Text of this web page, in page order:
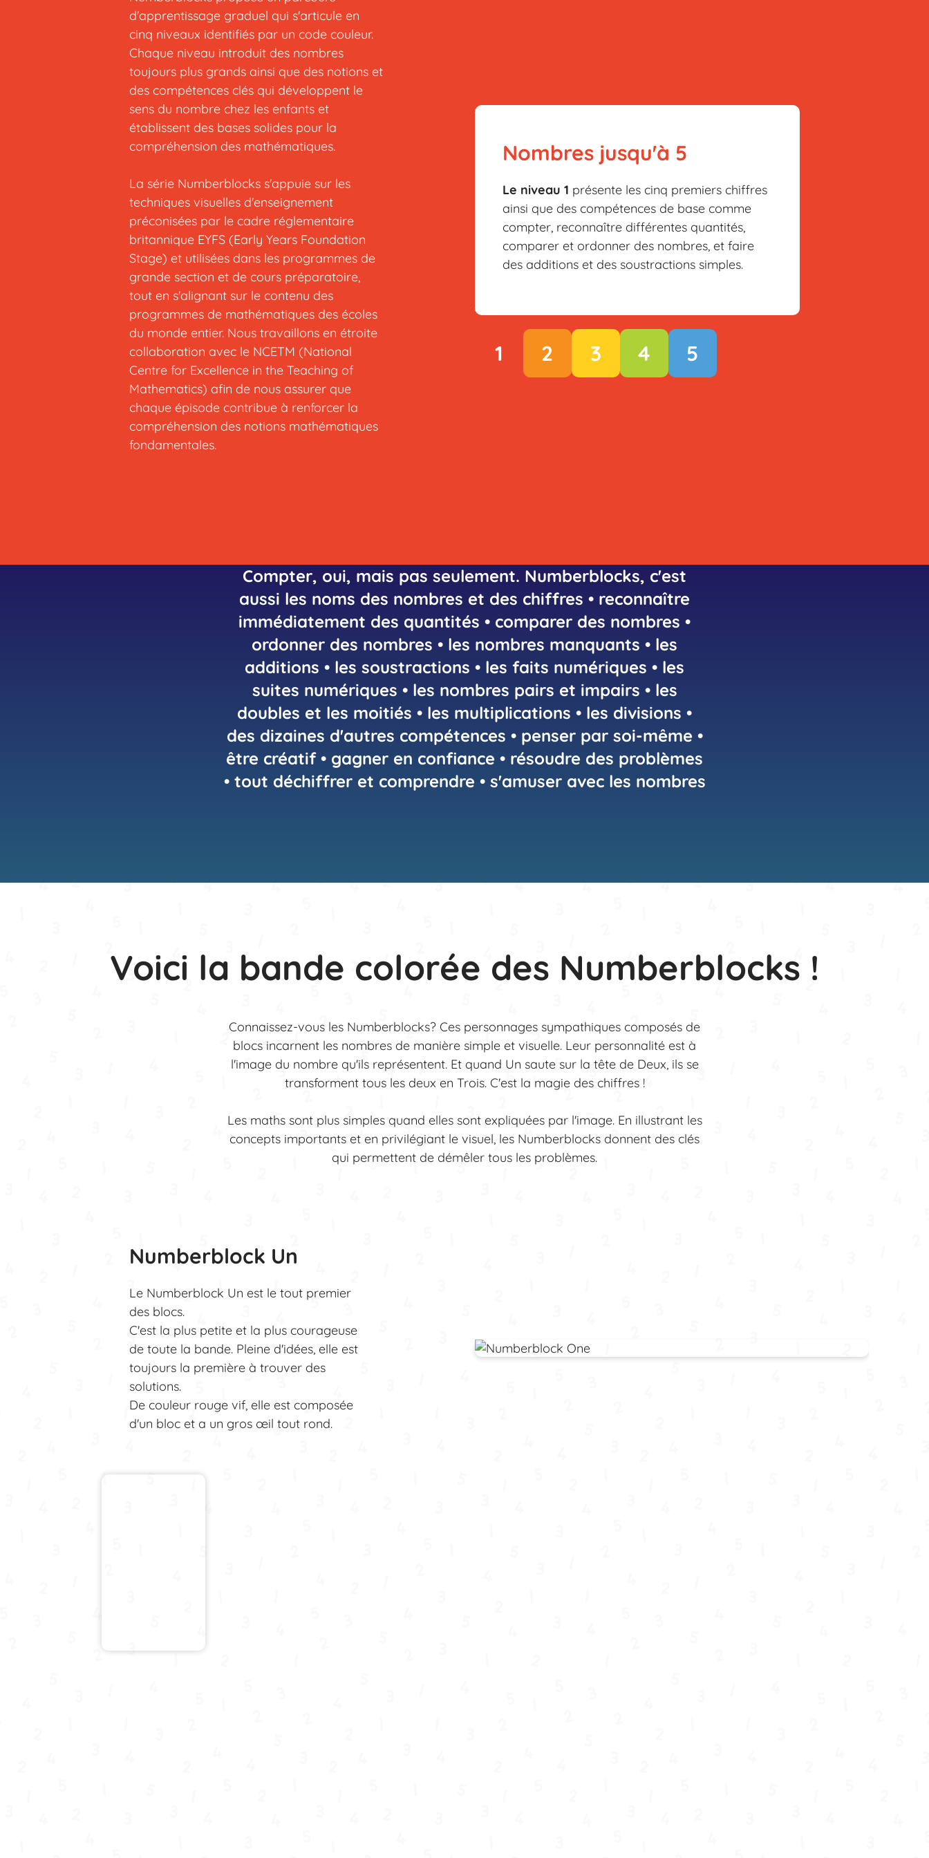
d'apprentissage graduel qui s'articule en
cinq niveaux identifiés par un code couleur.
Chaque niveau introduit des nombres
toujours plus grands ainsi que des notions et
des compétences clés qui développent le
sens du nombre chez les enfants et
établissent des bases solides pour la
compréhension des mathématiques.
La série Numberblocks s'appuie sur les
techniques visuelles d'enseignement
préconisées par le cadre réglementaire
britannique EYFS (Early Years Foundation
Stage) et utilisées dans les programmes de
grande section et de cours préparatoire,
tout en s'alignant sur le contenu des
programmes de mathématiques des écoles
du monde entier. Nous travaillons en étroite
collaboration avec le NCETM (National
Centre for Excellence in the Teaching of
Mathematics) afin de nous assurer que
chaque épisode contribue à renforcer la
compréhension des notions mathématiques
fondamentales.
Nombres jusqu'à 5
Le niveau 1 présente les cinq premiers chiffres
ainsi que des compétences de base comme
compter, reconnaître différentes quantités,
comparer et ordonner des nombres, et faire
des additions et des soustractions simples.
1 2 3 4 5
Compter, oui, mais pas seulement. Numberblocks, c'est
aussi les noms des nombres et des chiffres • reconnaître
immédiatement des quantités • comparer des nombres •
ordonner des nombres • les nombres manquants • les
additions • les soustractions • les faits numériques • les
suites numériques • les nombres pairs et impairs • les
doubles et les moitiés • les multiplications • les divisions •
des dizaines d'autres compétences • penser par soi-même •
être créatif • gagner en confiance • résoudre des problèmes
• tout déchiffrer et comprendre • s'amuser avec les nombres
Voici la bande colorée des Numberblocks !
Connaissez-vous les Numberblocks? Ces personnages sympathiques composés de
blocs incarnent les nombres de manière simple et visuelle. Leur personnalité est à
l'image du nombre qu'ils représentent. Et quand Un saute sur la tête de Deux, ils se
transforment tous les deux en Trois. C'est la magie des chiffres !
Les maths sont plus simples quand elles sont expliquées par l'image. En illustrant les
concepts importants et en privilégiant le visuel, les Numberblocks donnent des clés
qui permettent de démêler tous les problèmes.
Numberblock Un
Le Numberblock Un est le tout premier
des blocs.
C'est la plus petite et la plus courageuse
de toute la bande. Pleine d'idées, elle est
toujours la première à trouver des
solutions.
De couleur rouge vif, elle est composée
d'un bloc et a un gros œil tout rond.